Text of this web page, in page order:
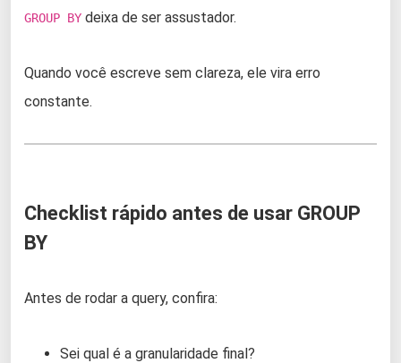
GROUP BY deixa de ser assustador.
Quando você escreve sem clareza, ele vira erro
constante.
Checklist rápido antes de usar GROUP
BY
Antes de rodar a query, confira:
Sei qual é a granularidade final?